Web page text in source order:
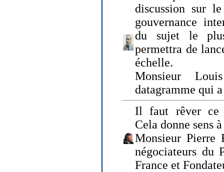
discussion sur
gouvernance
du sujet le
permettra de
échelle.
Monsieur
datagramme qui
Il faut rêver ce
Cela donne sens
Monsieur Pierre
négociateurs du
France et